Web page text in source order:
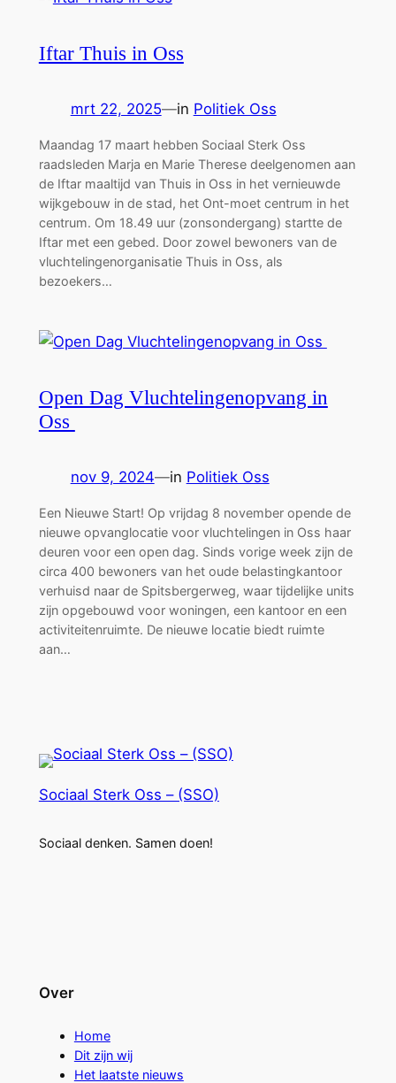
Iftar Thuis in Oss
mrt 22, 2025—in Politiek Oss
Maandag 17 maart hebben Sociaal Sterk Oss
raadsleden Marja en Marie Therese deelgenomen aan
de Iftar maaltijd van Thuis in Oss in het vernieuwde
wijkgebouw in de stad, het Ont-moet centrum in het
centrum. Om 18.49 uur (zonsondergang) startte de
Iftar met een gebed. Door zowel bewoners van de
vluchtelingenorganisatie Thuis in Oss, als
bezoekers…
Open Dag Vluchtelingenopvang in
Oss
nov 9, 2024—in Politiek Oss
Een Nieuwe Start! Op vrijdag 8 november opende de
nieuwe opvanglocatie voor vluchtelingen in Oss haar
deuren voor een open dag. Sinds vorige week zijn de
circa 400 bewoners van het oude belastingkantoor
verhuisd naar de Spitsbergerweg, waar tijdelijke units
zijn opgebouwd voor woningen, een kantoor en een
activiteitenruimte. De nieuwe locatie biedt ruimte
aan…
Sociaal Sterk Oss – (SSO)
Sociaal denken. Samen doen!
Over
Home
Dit zijn wij
Het laatste nieuws